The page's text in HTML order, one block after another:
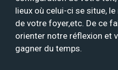
lieux où celui-ci se situe,
de votre foyer,etc. De ce
orienter notre réflexion et
gagner du temps.